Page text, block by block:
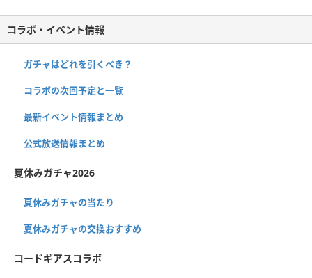
コラボ・イベント情報
ガチャはどれを引くべき？
コラボの次回予定と一覧
最新イベント情報まとめ
公式放送情報まとめ
夏休みガチャ2026
夏休みガチャの当たり
夏休みガチャの交換おすすめ
コードギアスコラボ